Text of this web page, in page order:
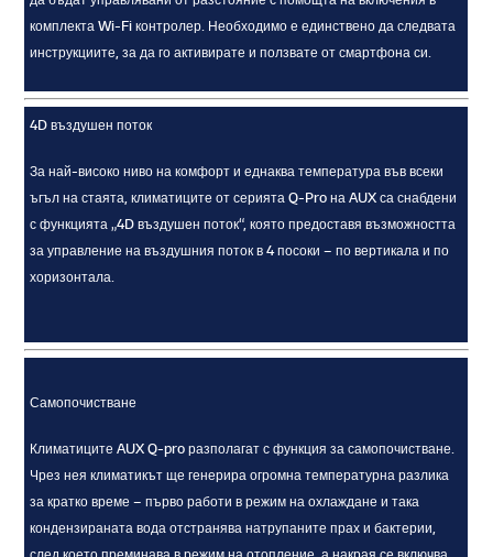
комплекта Wi-Fi контролер. Необходимо е единствено да следвата
инструкциите, за да го активирате и ползвате от смартфона си.
4D въздушен поток
За най-високо ниво на комфорт и еднаква температура във всеки
ъгъл на стаята, климатиците от серията Q-Pro на AUX са снабдени
с функцията „4D въздушен поток“, която предоставя възможността
за управление на въздушния поток в 4 посоки – по вертикала и по
хоризонтала.
Самопочистване
Климатиците AUX Q-pro разполагат с функция за самопочистване.
Чрез нея климатикът ще генерира огромна температурна разлика
за кратко време – първо работи в режим на охлаждане и така
кондензираната вода отстранява натрупаните прах и бактерии,